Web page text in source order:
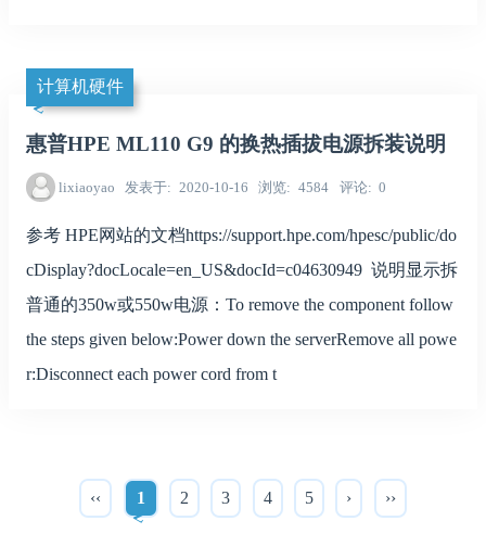
计算机硬件
惠普HPE ML110 G9 的换热插拔电源拆装说明
lixiaoyao 发表于 2020-10-16 浏览 4584 评论 0
参考 HPE网站的文档https://support.hpe.com/hpesc/public/do
cDisplay?docLocale=en_US&docId=c04630949 说明显示拆
普通的350w或550w电源：To remove the component follow
the steps given below:Power down the serverRemove all powe
r:Disconnect each power cord from t
‹‹ 1 2 3 4 5 › ››